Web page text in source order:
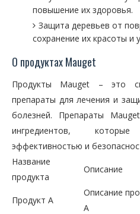
повышение их здоровья.
Защита деревьев от
сохранение их красоты и
О продуктах Mauget
Продукты Mauget – это
препараты для лечения и
болезней. Препараты
ингредиентов,
эффективностью и
Название
продукта
Описание
Продукт A
Описание
A